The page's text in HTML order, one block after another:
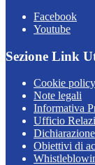
Facebook
Youtube
Sezione Link
Cookie policy
Note legali
Informativa
Ufficio
Obiettivi di